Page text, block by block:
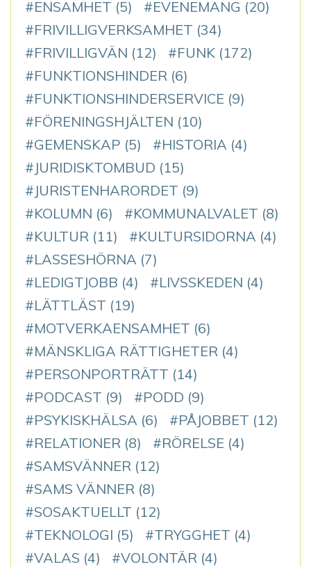
ENSAMHET (5) EVENEMANG (20)
FRIVILLIGVERKSAMHET (34)
FRIVILLIGVÄN (12) FUNK (172)
FUNKTIONSHINDER (6)
FUNKTIONSHINDERSERVICE (9)
FÖRENINGSHJÄLTEN (10)
GEMENSKAP (5) HISTORIA (4)
JURIDISKTOMBUD (15)
JURISTENHARORDET (9)
KOLUMN (6) KOMMUNALVALET (8)
KULTUR (11) KULTURSIDORNA (4)
LASSESHÖRNA (7)
LEDIGTJOBB (4) LIVSSKEDEN (4)
LÄTTLÄST (19)
MOTVERKAENSAMHET (6)
MÄNSKLIGA RÄTTIGHETER (4)
PERSONPORTRÄTT (14)
PODCAST (9) PODD (9)
PSYKISKHÄLSA (6) PÅJOBBET (12)
RELATIONER (8) RÖRELSE (4)
SAMSVÄNNER (12)
SAMS VÄNNER (8)
SOSAKTUELLT (12)
TEKNOLOGI (5) TRYGGHET (4)
VALAS (4) VOLONTÄR (4)